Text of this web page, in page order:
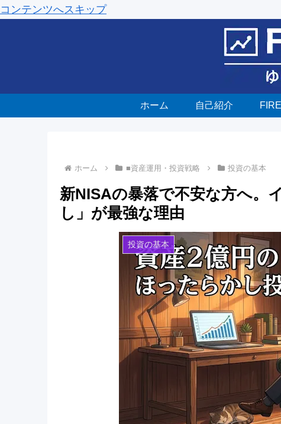
コンテンツへスキップ
ホーム 自己紹介
ホーム ■資産運用・投資戦略 投資の基本
新NISAの暴落で不安な方へ。
し」が最強な理由
投資の基本